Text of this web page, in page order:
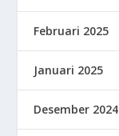
Februari 2025
Januari 2025
Desember 2024